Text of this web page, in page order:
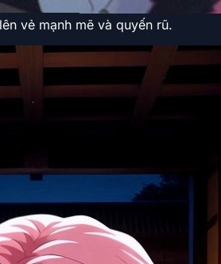
vẻ mạnh mẽ và quyến rũ.